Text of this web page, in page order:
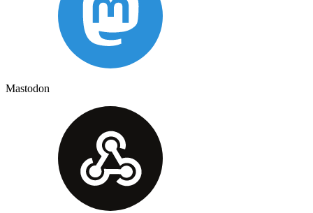
Mastodon